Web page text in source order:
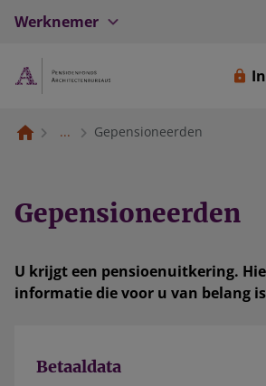
Werknemer
... Gepensioneerden
Gepensioneerden
U krijgt een pensioenuitkering.
informatie die voor u van belang
Betaaldata